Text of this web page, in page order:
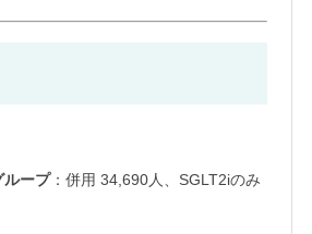
ループ：併用 34,690人、SGLT2iのみ